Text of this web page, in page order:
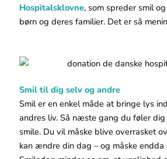
Hospitalsklovne, som spreder smil
børn og deres familier. Det er så
Smil til dig selv og andre
Smil er en enkel måde at bringe lys
andres liv. Så næste gang du føler
smile. Du vil måske blive overrasket
kan ændre din dag – og måske endda